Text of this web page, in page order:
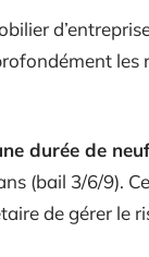
les
durée de
(bail 3/6/9).
de gérer le